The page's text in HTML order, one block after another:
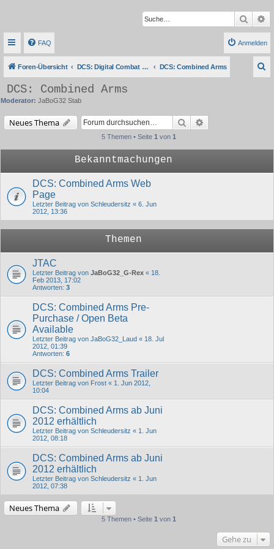
Suche
FAQ Anmelden
Foren-Übersicht DCS: Digital Combat Simulator Series DCS: Combined Arms
DCS: Combined Arms
Moderator: JaBoG32 Stab
Neues Thema Suche
5 Themen • Seite 1 von 1
Bekanntmachungen
DCS: Combined Arms Web
Page
Letzter Beitrag von Schleudersitz « 6. Jun
2012, 13:36
Themen
JTAC
Letzter Beitrag von JaBoG32_G-Rex « 18.
Feb 2013, 17:02
Antworten: 3
DCS: Combined Arms Pre-
Purchase / Open Beta
Available
Letzter Beitrag von JaBoG32_Laud « 18. Jul
2012, 01:39
Antworten: 6
DCS: Combined Arms Trailer
Letzter Beitrag von Frost « 1. Jun 2012,
10:04
DCS: Combined Arms ab Juni
2012 erhältlich
Letzter Beitrag von Schleudersitz « 1. Jun
2012, 08:18
DCS: Combined Arms ab Juni
2012 erhältlich
Letzter Beitrag von Schleudersitz « 1. Jun
2012, 07:38
Neues Thema
5 Themen • Seite 1 von 1
Gehe zu